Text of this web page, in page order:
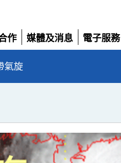
作
媒體及消息
展
電子服務
展
氣旋